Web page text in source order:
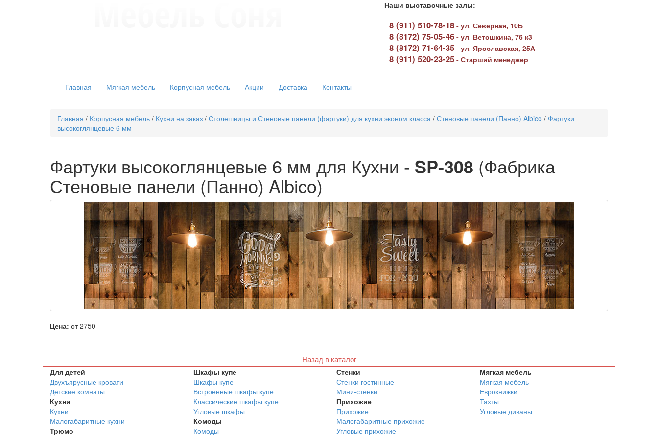
Наши выставочные залы:
8 (911) 510-78-18- ул. Северная, 10Б
8 (8172) 75-05-46- ул. Ветошкина, 76 к3
8 (8172) 71-64-35- ул. Ярославская, 25А
8 (911) 520-23-25- Старший менеджер
Главная Мягкая мебель Корпусная мебель Акции Доставка Контакты
Главная / Корпусная мебель / Кухни на заказ / Столешницы и Стеновые панели (фартуки) для кухни эконом класса / Стеновые панели (Панно) Albico / Фартуки
высокоглянцевые 6 мм
Фартуки высокоглянцевые 6 мм для Кухни - SP-308 (Фабрика
Стеновые панели (Панно) Albico)
Цена: от 2750
Назад в каталог
Для детей
Двухъярусные кровати
Детские комнаты
Кухни
Кухни
Малогабаритные кухни
Трюмо
Шкафы купе
Шкафы купе
Встроенные шкафы купе
Классические шкафы купе
Угловые шкафы
Комоды
Комоды
Стенки
Стенки гостинные
Мини-стенки
Прихожие
Прихожие
Малогабаритные прихожие
Угловые прихожие
Мягкая мебель
Мягкая мебель
Еврокнижки
Тахты
Угловые диваны